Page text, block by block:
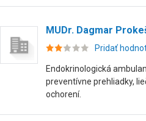
MUDr. Dagmar
Pridať
Endokrinologická
preventívne prehliadky,
ochorení.